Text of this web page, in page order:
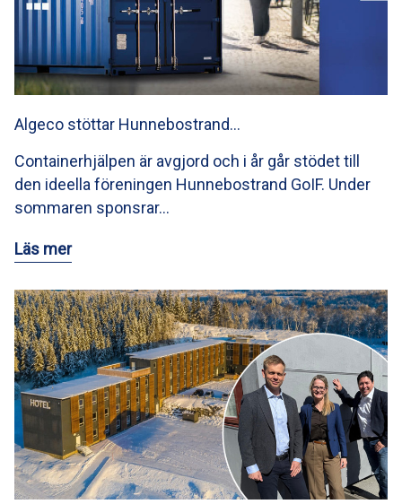
Algeco stöttar Hunnebostrand…
Containerhjälpen är avgjord och i år går stödet till
den ideella föreningen Hunnebostrand GoIF. Under
sommaren sponsrar…
Läs mer